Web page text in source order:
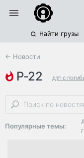
Найти грузы
← Новости
р-22 дтп с
волгоградская область
Популярные темы: